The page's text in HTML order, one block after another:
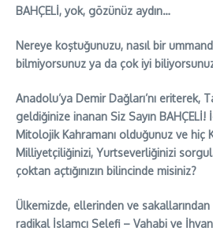
BAHÇELİ, yok, gözünüz aydın…
Nereye koştuğunuzu, nasıl bir
bilmiyorsunuz ya da çok iyi
Anadolu’ya Demir Dağları’nı eriterek,
geldiğinize inanan Siz Sayın BAHÇELİ!
Mitolojik Kahramanı olduğunuz ve hiç
Milliyetçiliğinizi, Yurtseverliğinizi
çoktan açtığınızın bilincinde misiniz?
Ülkemizde, ellerinden ve
radikal İslamcı Selefi – Vahabi ve